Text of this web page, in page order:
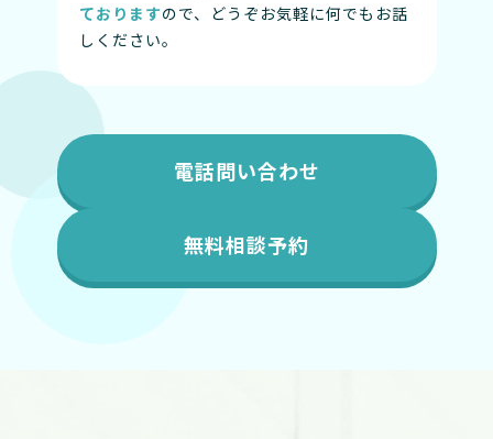
ておりますので、どうぞお気軽に何でもお話
しください。
電話問い合わせ
無料相談予約